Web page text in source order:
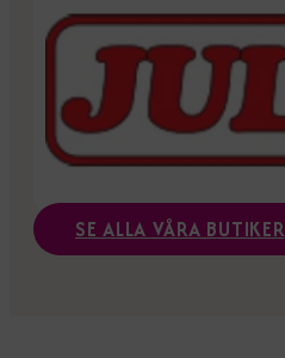
SE ALLA VÅRA BUTIKER